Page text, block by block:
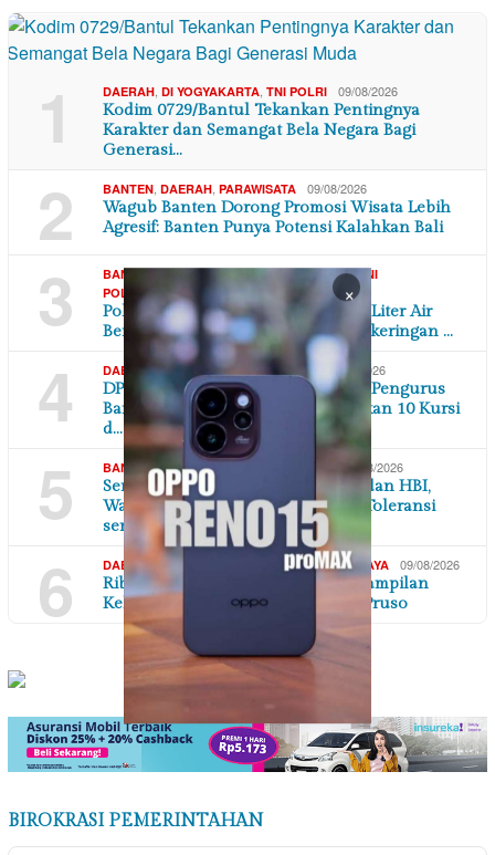
1 DAERAH DI YOGYAKARTA TNI POLRI 09/08/2026
Kodim 0729/Bantul Tekankan Pentingnya
Karakter dan Semangat Bela Negara Bagi
Generasi…
2 BANTEN DAERAH PARAWISATA 09/08/2026
Wagub Banten Dorong Promosi Wisata Lebih
Agresif: Banten Punya Potensi Kalahkan Bali
3 BANTEN,DAERAH,SOSIAL MASYARAKAT,TNI
POLRI
09/08/2026
Polres Serang Distribusikan 16.000 Liter Air
Bersih untuk Warga Terdampak Kekeringan …
4 DAERAH,DI YOGYAKARTA POLITIK 09/08/2026
DPC PKB Gunungkidul Kukuhkan Pengurus
Baru Masa Bakti 2026-2031, Targetkan 10 Kursi
d…
5 BANTEN,DAERAH, 09/08/2026
Semangat Peringati Kemerdekaan dan HBI,
Warga KPK Pondok Kelapa Rawat Toleransi
serta…
6 DAERAH SEJARAH & BUDAYA 09/08/2026
Ribuan Penonton Terhipnotis Penampilan
Kelompok Seni Jathilan Yogo Joo Pruso
BIROKRASI PEMERINTAHAN
×